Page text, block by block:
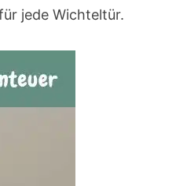
jede Wichteltür.